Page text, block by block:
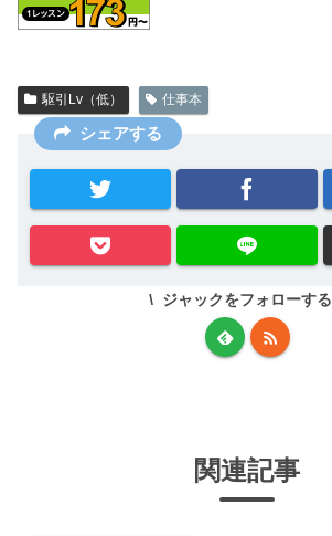
駆引Lv（低） 仕事本
シェアする
ジャックをフォローする
関連記事